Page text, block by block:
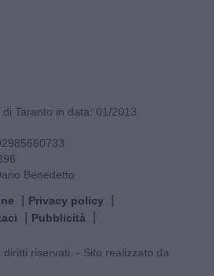
Taranto in data: 01/2013
Benedetto
Privacy policy
Pubblicità
diritti riservati. - Sito realizzato da